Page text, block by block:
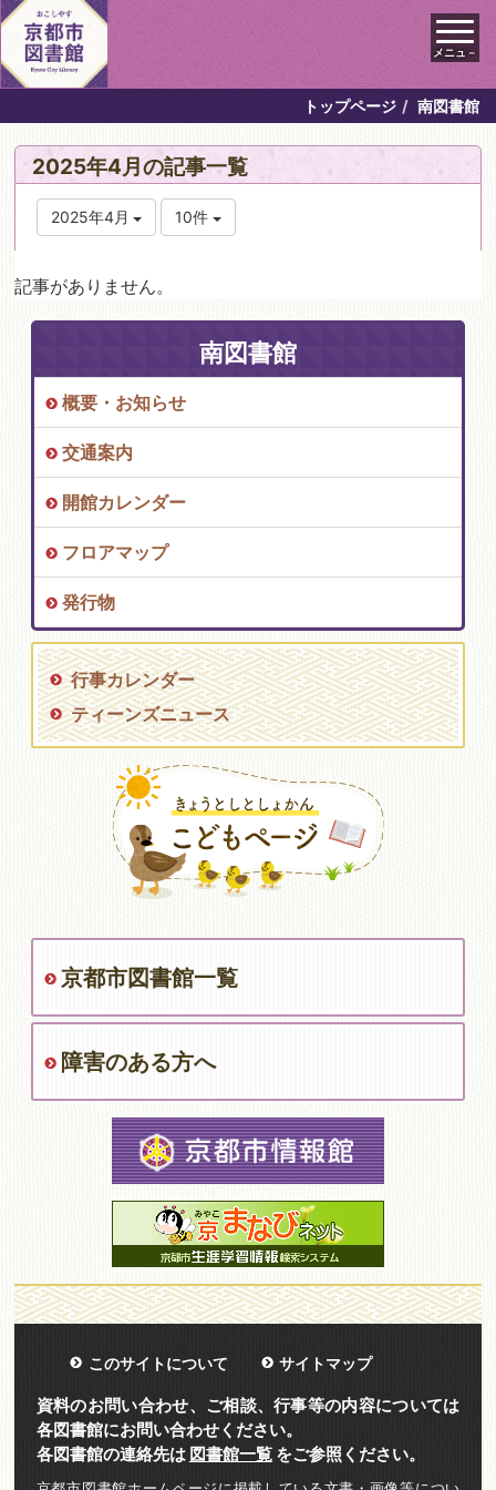
メニュ－
トップページ 南図書館
2025年4月の記事一覧
2025年4月 10件
記事がありません。
南図書館
概要・お知らせ
交通案内
開館カレンダー
フロアマップ
発行物
行事カレンダー
ティーンズニュース
京都市図書館一覧
障害のある方へ
このサイトについて サイトマップ
資料のお問い合わせ、ご相談、行事等の内容については
各図書館にお問い合わせください。
各図書館の連絡先は 図書館一覧をご参照ください。